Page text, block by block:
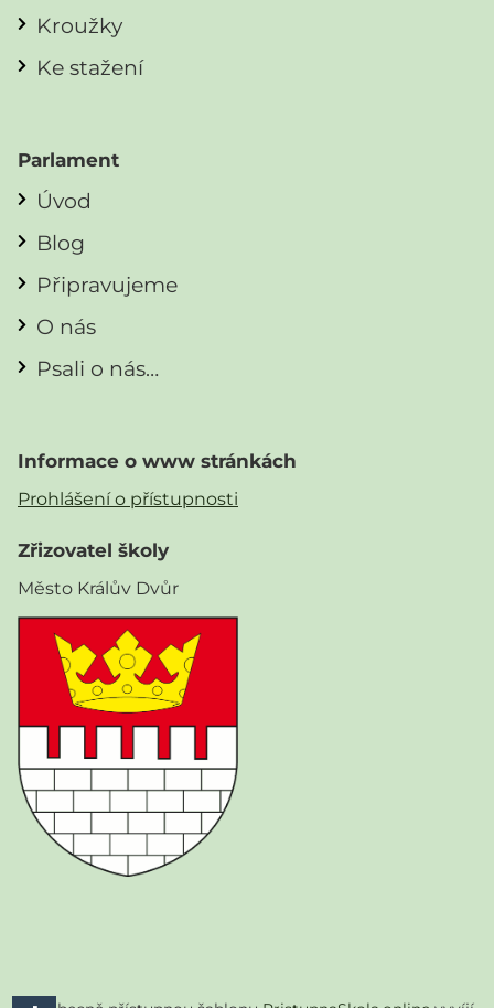
Kroužky
Ke stažení
Parlament
Úvod
Blog
Připravujeme
O nás
Psali o nás…
Informace o www stránkách
Prohlášení o přístupnosti
Zřizovatel školy
Město Králův Dvůr